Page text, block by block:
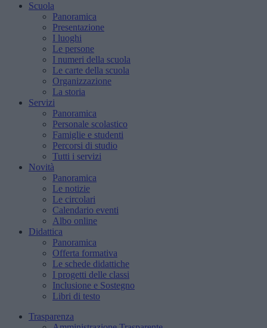
Scuola
Panoramica
Presentazione
I luoghi
Le persone
I numeri della scuola
Le carte della scuola
Organizzazione
La storia
Servizi
Panoramica
Personale scolastico
Famiglie e studenti
Percorsi di studio
Tutti i servizi
Novità
Panoramica
Le notizie
Le circolari
Calendario eventi
Albo online
Didattica
Panoramica
Offerta formativa
Le schede didattiche
I progetti delle classi
Inclusione e Sostegno
Libri di testo
Trasparenza